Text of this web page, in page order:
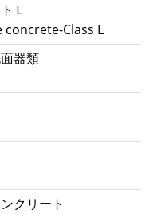
Ｌ
concrete-Class L
器類
クリート